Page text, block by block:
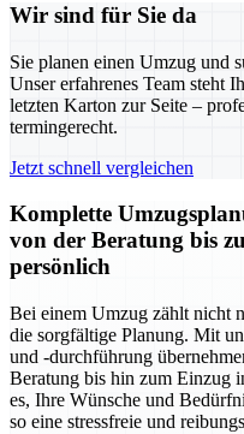
Wir sind für Sie da
Sie planen einen Umzug und
Unser erfahrenes Team steht
letzten Karton zur Seite –
termingerecht.
Jetzt schnell vergleichen
Komplette
von der Beratung bis
persönlich
Bei einem Umzug zählt nicht
die sorgfältige Planung. Mit
und -durchführung
Beratung bis hin zum Einzug
es, Ihre Wünsche und
so eine stressfreie und